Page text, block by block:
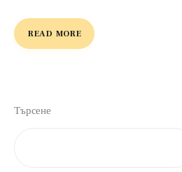
READ MORE
Търсене